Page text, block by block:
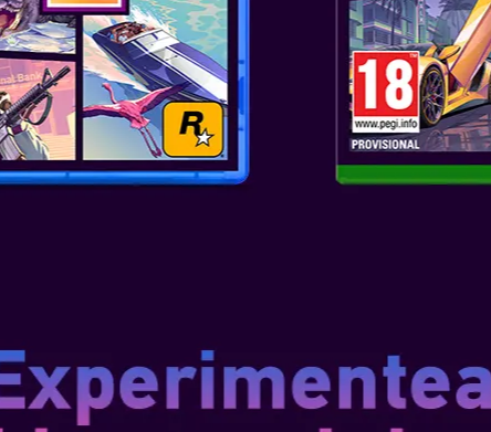
cât și în cea Deluxe,
Standard, plus un
două filtre de ecran,
experimentează
lenticulară și ediția
ediției Deluxe.
Un protagonist
informații FBI,
istoria Resident Evil,
persoana întâi și la
groaza de aproape și